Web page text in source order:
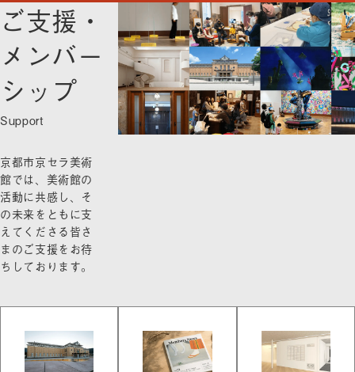
ご支援・
メンバー
シップ
京都市京セラ美術
館では、美術館の
活動に共感し、そ
の未来をともに支
えてくださる皆さ
まのご支援をお待
ちしております。